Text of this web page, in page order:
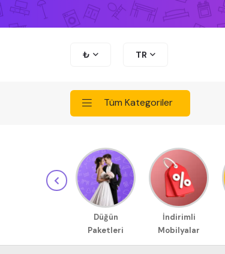
₺ TR
Tüm Kategoriler
Düğün
Paketleri
İndirimli
Mobilyalar